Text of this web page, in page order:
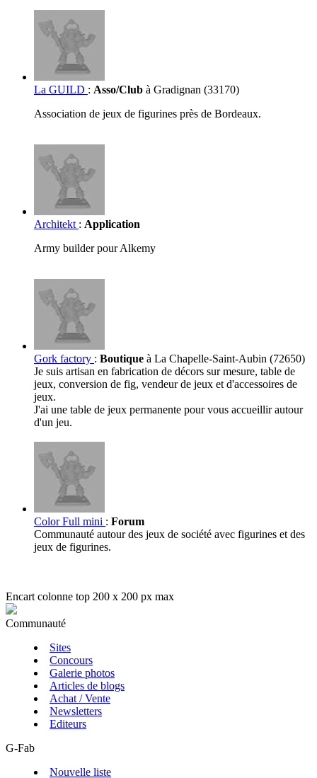
La GUILD : Asso/Club à Gradignan (33170)
Association de jeux de figurines près de Bordeaux.
Architekt : Application
Army builder pour Alkemy
Gork factory : Boutique à La Chapelle-Saint-Aubin (72650)
Je suis artisan en fabrication de décors sur mesure, table de
jeux, conversion de fig, vendeur de jeux et d'accessoires de
jeux.
J'ai une table de jeux permanente pour vous accueillir autour
d'un jeu.
Color Full mini : Forum
Communauté autour des jeux de société avec figurines et des
jeux de figurines.
Encart colonne top 200 x 200 px max
Communauté
Sites
Concours
Galerie photos
Articles de blogs
Achat / Vente
Newsletters
Editeurs
G-Fab
Nouvelle liste